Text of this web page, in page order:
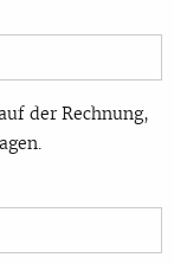
der Rechnung,